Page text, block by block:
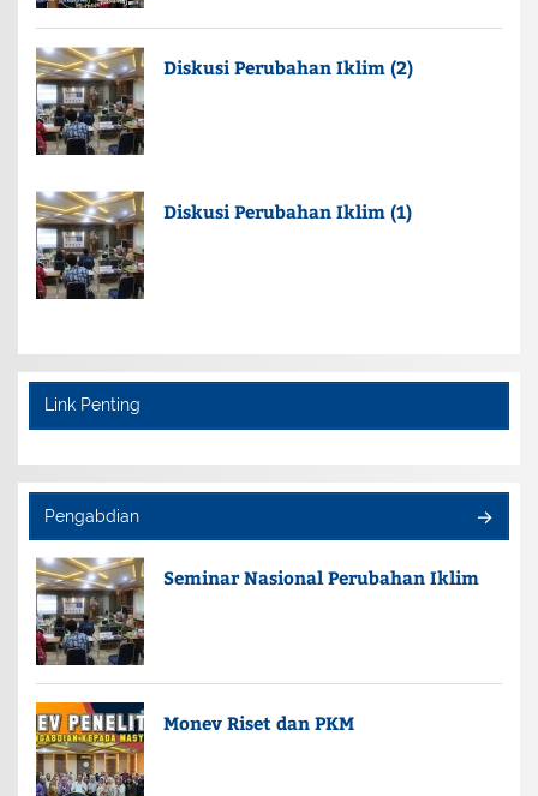
Diskusi Perubahan Iklim (2)
Diskusi Perubahan Iklim (1)
Link Penting
Pengabdian
Seminar Nasional Perubahan Iklim
Monev Riset dan PKM